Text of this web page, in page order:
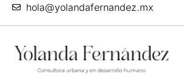
hola@yolandafernandez.mx